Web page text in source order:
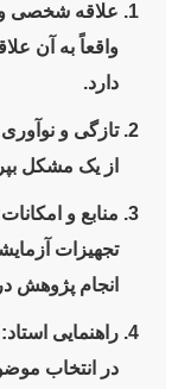
علاقه شخصی
واقعاً به آن
دارد.
تازگی و
از یک مشکل
منابع و
تجهیزات
انجام
راهنمایی استاد:
در انتخاب